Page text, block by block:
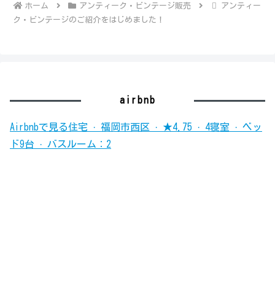
ホーム アンティーク・ビンテージ販売
アンティー
ク・ビンテージのご紹介をはじめました！
airbnb
Airbnbで見る住宅 · 福岡市西区 · ★4.75 · 4寝室 · ベッ
ド9台 · バスルーム：2